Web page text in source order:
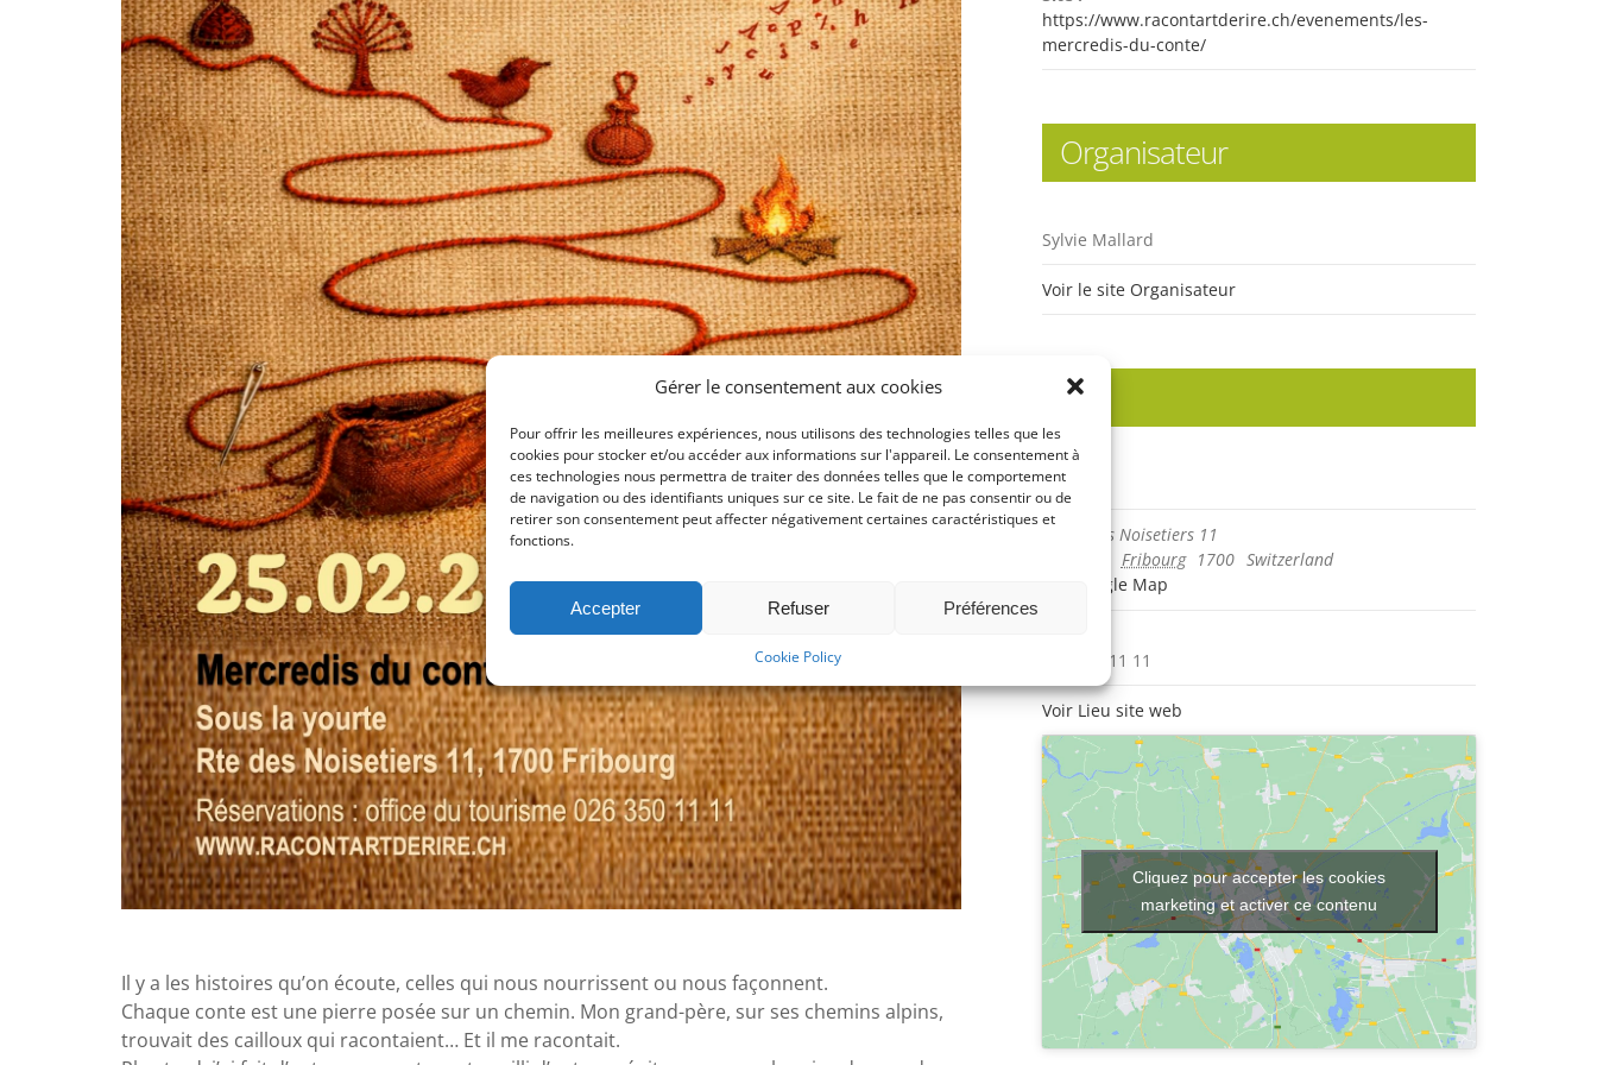
Gérer le consentement aux cookies
Pour offrir les meilleures expériences, nous utilisons des technologies telles que les
cookies pour stocker et/ou accéder aux informations sur l'appareil. Le consentement à
ces technologies nous permettra de traiter des données telles que le comportement
de navigation ou des identifiants uniques sur ce site. Le fait de ne pas consentir ou de
retirer son consentement peut affecter négativement certaines caractéristiques et
fonctions.
Accepter Refuser Préférences
Cookie Policy
Il y a les histoires qu’on écoute, celles qui nous nourrissent ou nous façonnent.
Chaque conte est une pierre posée sur un chemin. Mon grand-père, sur ses chemins alpins,
trouvait des cailloux qui racontaient… Et il me racontait.
https://www.racontartderire.ch/evenements/les-
mercredis-du-conte/
Organisateur
Sylvie Mallard
Voir le site Organisateur
Lieu
yourte
Route des Noisetiers 11
Fribourg 1700 Switzerland
+ Google Map
026 350 11 11
Voir Lieu site web
Cliquez pour accepter les cookies
marketing et activer ce contenu